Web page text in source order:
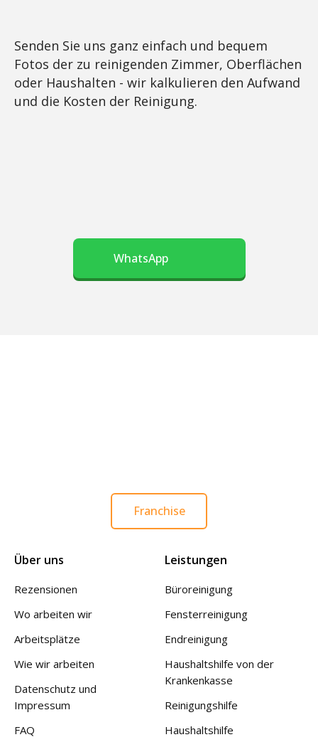
Senden Sie uns ganz einfach und bequem
Fotos der zu reinigenden Zimmer, Oberflächen
oder Haushalten - wir kalkulieren den Aufwand
und die Kosten der Reinigung.
WhatsApp
Franchise
Über uns
Rezensionen
Wo arbeiten wir
Arbeitsplätze
Wie wir arbeiten
Datenschutz und
Impressum
FAQ
Leistungen
Büroreinigung
Fensterreinigung
Endreinigung
Haushaltshilfe von der
Krankenkasse
Reinigungshilfe
Haushaltshilfe